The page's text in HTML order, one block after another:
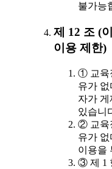
불가능
제 12 조 (
이용 제한)
① 교육
유가
자가
있습니
② 교육
유가
이용을
③ 제 1